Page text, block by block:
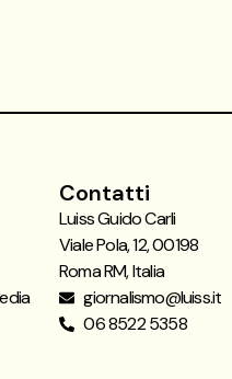
Contatti
Luiss Guido Carli
Viale Pola, 12, 00198
Roma RM, Italia
giornalismo@luiss.it
06 8522 5358